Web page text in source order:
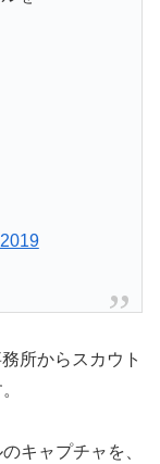
所からスカウト
キャプチャを、